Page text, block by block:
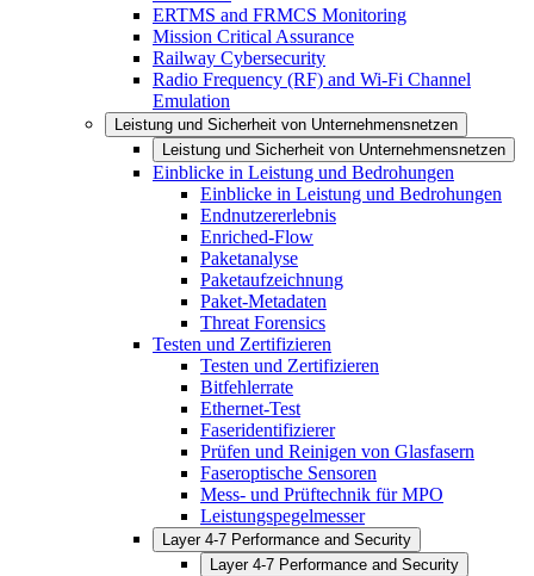
ERTMS and FRMCS Monitoring
Mission Critical Assurance
Railway Cybersecurity
Radio Frequency (RF) and Wi-Fi Channel
Emulation
Leistung und Sicherheit von Unternehmensnetzen
Leistung und Sicherheit von Unternehmensnetzen
Einblicke in Leistung und Bedrohungen
Einblicke in Leistung und Bedrohungen
Endnutzererlebnis
Enriched-Flow
Paketanalyse
Paketaufzeichnung
Paket-Metadaten
Threat Forensics
Testen und Zertifizieren
Testen und Zertifizieren
Bitfehlerrate
Ethernet-Test
Faseridentifizierer
Prüfen und Reinigen von Glasfasern
Faseroptische Sensoren
Mess- und Prüftechnik für MPO
Leistungspegelmesser
Layer 4-7 Performance and Security
Layer 4-7 Performance and Security